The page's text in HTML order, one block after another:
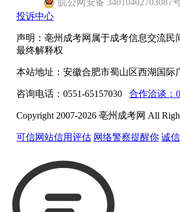
皖公网安备 34010402703087
投诉中心
声明：亳州成考网属于成考信息交流民
最终解释权
本站地址：安徽合肥市蜀山区西湖国际
咨询电话：0551-65157030 合作洽谈：
Copyright 2007-2026 亳州成考网 All
可信网站信用评估 网络警察提醒你 诚